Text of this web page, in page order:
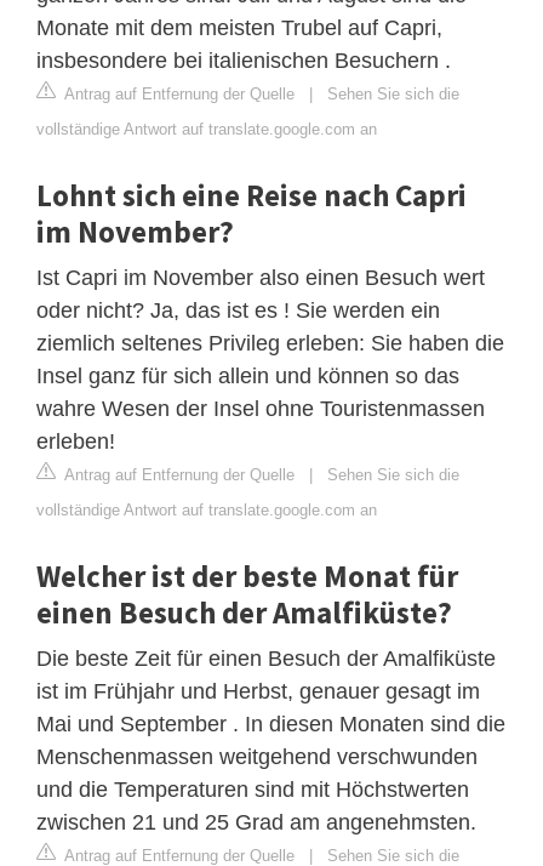
Monate mit dem meisten Trubel auf Capri,
insbesondere bei italienischen Besuchern .
Antrag auf Entfernung der Quelle | Sehen Sie sich die
vollständige Antwort auf translate.google.com an
Lohnt sich eine Reise nach Capri
im November?
Ist Capri im November also einen Besuch wert
oder nicht? Ja, das ist es ! Sie werden ein
ziemlich seltenes Privileg erleben: Sie haben die
Insel ganz für sich allein und können so das
wahre Wesen der Insel ohne Touristenmassen
erleben!
Antrag auf Entfernung der Quelle | Sehen Sie sich die
vollständige Antwort auf translate.google.com an
Welcher ist der beste Monat für
einen Besuch der Amalfiküste?
Die beste Zeit für einen Besuch der Amalfiküste
ist im Frühjahr und Herbst, genauer gesagt im
Mai und September . In diesen Monaten sind die
Menschenmassen weitgehend verschwunden
und die Temperaturen sind mit Höchstwerten
zwischen 21 und 25 Grad am angenehmsten.
Antrag auf Entfernung der Quelle | Sehen Sie sich die